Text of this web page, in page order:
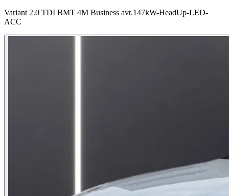
Variant 2.0 TDI BMT 4M Business avt.147kW-HeadUp-LED-
ACC